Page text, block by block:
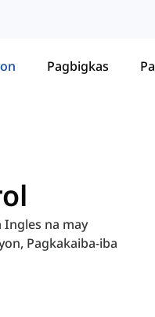
Pagbigkas
na may
Pagkakaiba-iba